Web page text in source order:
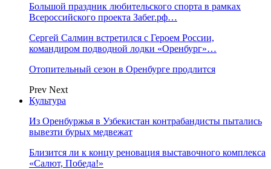
Большой праздник любительского спорта в рамках
Всероссийского проекта Забег.рф…
Сергей Салмин встретился с Героем России,
командиром подводной лодки «Оренбург»…
Отопительный сезон в Оренбурге продлится
Prev Next
Культура
Из Оренбуржья в Узбекистан контрабандисты пытались
вывезти бурых медвежат
Близится ли к концу реновация выставочного комплекса
«Салют, Победа!»